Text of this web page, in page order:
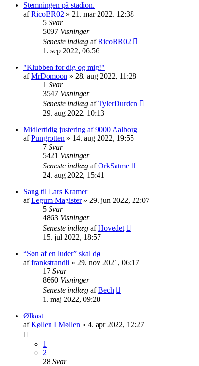
Stemningen på stadion.
afRicoBR02 » 21. mar 2022, 12:38
5 Svar
5097 Visninger
Seneste indlæg afRicoBR02
1. sep 2022, 06:56
"Klubben for dig og mig!"
afMrDomoon » 28. aug 2022, 11:28
1 Svar
3547 Visninger
Seneste indlæg afTylerDurden
29. aug 2022, 10:13
Midlertidig justering af 9000 Aalborg
afPungrotten » 14. aug 2022, 19:55
7 Svar
5421 Visninger
Seneste indlæg afOrkSatme
24. aug 2022, 15:41
Sang til Lars Kramer
afLegum Magister» 29. jun 2022, 22:07
5 Svar
4863 Visninger
Seneste indlæg afHovedet
15. jul 2022, 18:57
“Søn af en luder” skal dø
affrankstrandli » 29. nov 2021, 06:17
17 Svar
8660 Visninger
Seneste indlæg afBech
1. maj 2022, 09:28
Ølkast
afKøllen I Møllen » 4. apr 2022, 12:27
1
2
28 Svar